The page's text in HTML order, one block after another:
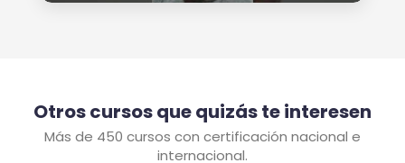
Otros cursos que quizás te interesen
Más de 450 cursos con certificación nacional e
internacional.